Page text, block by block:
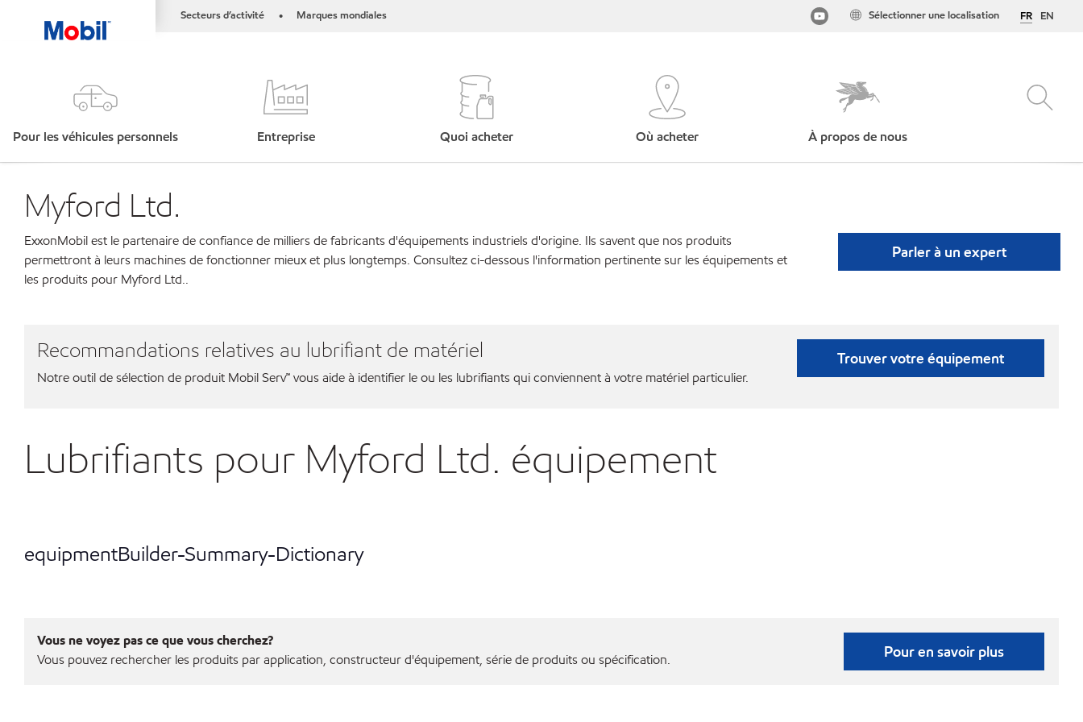
Secteurs d’activité • Marques mondiales FR EN
Sélectionner une localisation
Pour les véhicules personnels Entreprise Quoi acheter Où acheter À propos de nous
Myford Ltd.
ExxonMobil est le partenaire de confiance de milliers de fabricants d'équipements industriels d'origine. Ils savent que nos produits
permettront à leurs machines de fonctionner mieux et plus longtemps. Consultez ci-dessous l'information pertinente sur les équipements et
les produits pour Myford Ltd..
Parler à un expert
Recommandations relatives au lubrifiant de matériel
Notre outil de sélection de produit Mobil Serv℠ vous aide à identifier le ou les lubrifiants qui conviennent à votre matériel particulier.
Trouver votre équipement
Lubrifiants pour Myford Ltd. équipement
equipmentBuilder-Summary-Dictionary
Vous ne voyez pas ce que vous cherchez?
Vous pouvez rechercher les produits par application, constructeur d'équipement, série de produits ou spécification.
Pour en savoir plus